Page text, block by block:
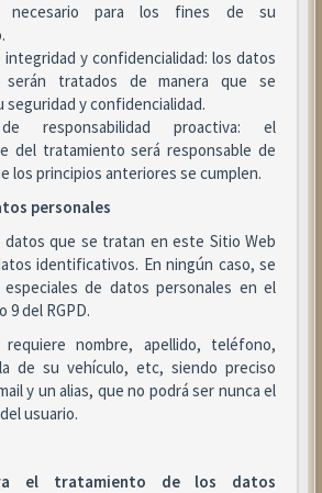
necesario para los fines de su
integridad y confidencialidad: los datos
serán tratados de manera que se
seguridad y confidencialidad.
responsabilidad proactiva: el
del tratamiento será responsable de
los principios anteriores se cumplen.
personales
datos que se tratan en este Sitio Web
identificativos. En ningún caso, se
de datos personales en el
del RGPD.
nombre, apellido, teléfono,
de su vehículo, etc, siendo preciso
y un alias, que no podrá ser nunca el
usuario.
el tratamiento de los datos